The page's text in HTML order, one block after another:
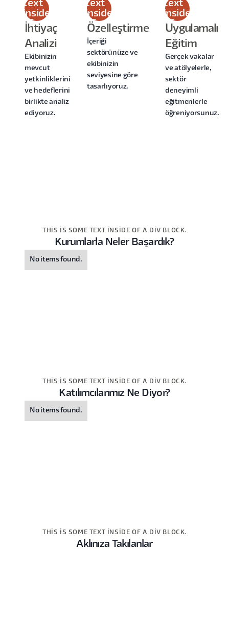
text
inside
of a
div
block.
İhtiyaç
Analizi
Ekibinizin
mevcut
yetkinliklerini
ve hedeflerini
birlikte analiz
ediyoruz.
text
inside
of a
div
block.
Özelleştirme
İçeriği
sektörünüze ve
ekibinizin
seviyesine göre
tasarlıyoruz.
text
inside
of a
div
block.
Uygulamalı
Eğitim
Gerçek vakalar
ve atölyelerle,
sektör
deneyimli
eğitmenlerle
öğreniyorsunuz.
THIS IS SOME TEXT INSIDE OF A DIV BLOCK.
Kurumlarla Neler Başardık?
No items found.
THIS IS SOME TEXT INSIDE OF A DIV BLOCK.
Katılımcılarımız Ne Diyor?
No items found.
THIS IS SOME TEXT INSIDE OF A DIV BLOCK.
Aklınıza Takılanlar